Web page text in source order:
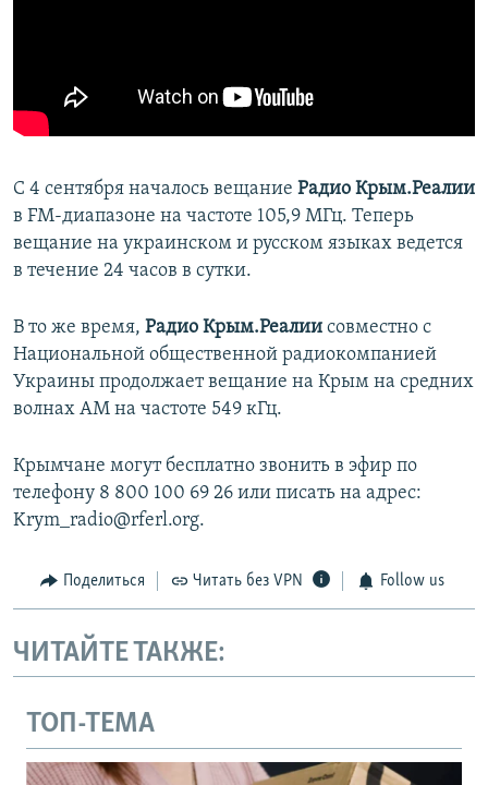
С 4 сентября началось вещание Радио Крым.Реалии
в FM-диапазоне на частоте 105,9 МГц. Теперь
вещание на украинском и русском языках ведется
в течение 24 часов в сутки.
В то же время, Радио Крым.Реалии совместно с
Национальной общественной радиокомпанией
Украины продолжает вещание на Крым на средних
волнах АМ на частоте 549 кГц.
Крымчане могут бесплатно звонить в эфир по
телефону 8 800 100 69 26 или писать на адрес:
Krym_radio@rferl.org.
Поделиться Читать без VPN Follow us
ЧИТАЙТЕ ТАКЖЕ:
ТОП-ТЕМА